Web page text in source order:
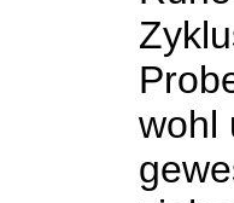
wohl